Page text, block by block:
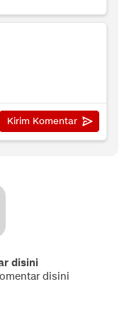
disini
disini